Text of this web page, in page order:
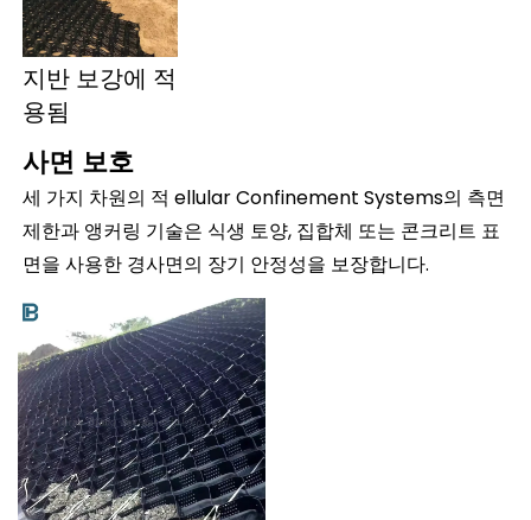
지반 보강에 적
용됨
사면 보호
세 가지 차원의 적 ellular Confinement Systems의 측면
제한과 앵커링 기술은 식생 토양, 집합체 또는 콘크리트 표
면을 사용한 경사면의 장기 안정성을 보장합니다.